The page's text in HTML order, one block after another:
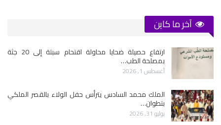
آخر ما كاين
ارتفاع حصيلة ضحايا محاولة اقتحام سبتة إلى 20 جثة
بمصلحة الطب…
أغسطس 1, 2026
الملك محمد السادس يترأس حفل الولاء بالقصر الملكي
بتطوان…
يوليو 31, 2026